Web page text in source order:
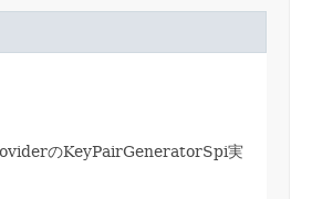
のKeyPairGeneratorSpi実